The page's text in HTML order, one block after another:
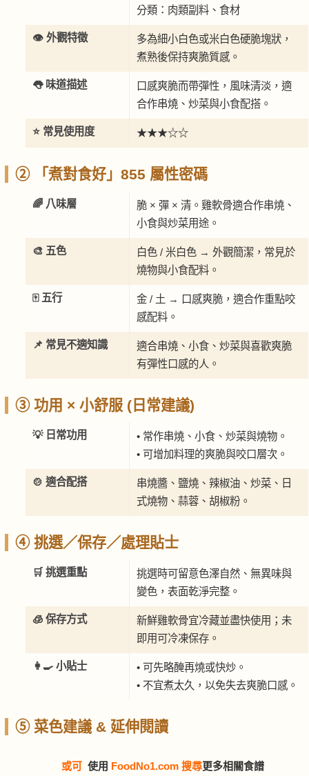
分類：肉類副料、食材
👁️ 外觀特徵
多為細小白色或米白色硬脆塊狀，
煮熟後保持爽脆質感。
👅 味道描述
口感爽脆而帶彈性，風味清淡，適
合作串燒、炒菜與小食配搭。
⭐ 常見使用度 ★★★☆☆
② 「煮對食好」855 屬性密碼
🌈 八味層
脆 × 彈 × 清。雞軟骨適合作串燒、
小食與炒菜用途。
🎨 五色
白色 / 米白色 → 外觀簡潔，常見於
燒物與小食配料。
🀄 五行
金 / 土 → 口感爽脆，適合作重點咬
感配料。
📌 常見不適知識
適合串燒、小食、炒菜與喜歡爽脆
有彈性口感的人。
③ 功用 × 小舒服 (日常建議)
💡 日常功用
• 常作串燒、小食、炒菜與燒物。
• 可增加料理的爽脆與咬口層次。
🍲 適合配搭
串燒醬、鹽燒、辣椒油、炒菜、日
式燒物、蒜蓉、胡椒粉。
④ 挑選／保存／處理貼士
🛒 挑選重點
挑選時可留意色澤自然、無異味與
變色，表面乾淨完整。
🧊 保存方式
新鮮雞軟骨宜冷藏並盡快使用；未
即用可冷凍保存。
👩‍🍳 小貼士
• 可先略醃再燒或快炒。
• 不宜煮太久，以免失去爽脆口感。
⑤ 菜色建議 & 延伸閱讀
或可 使用 FoodNo1.com 搜尋更多相關食譜